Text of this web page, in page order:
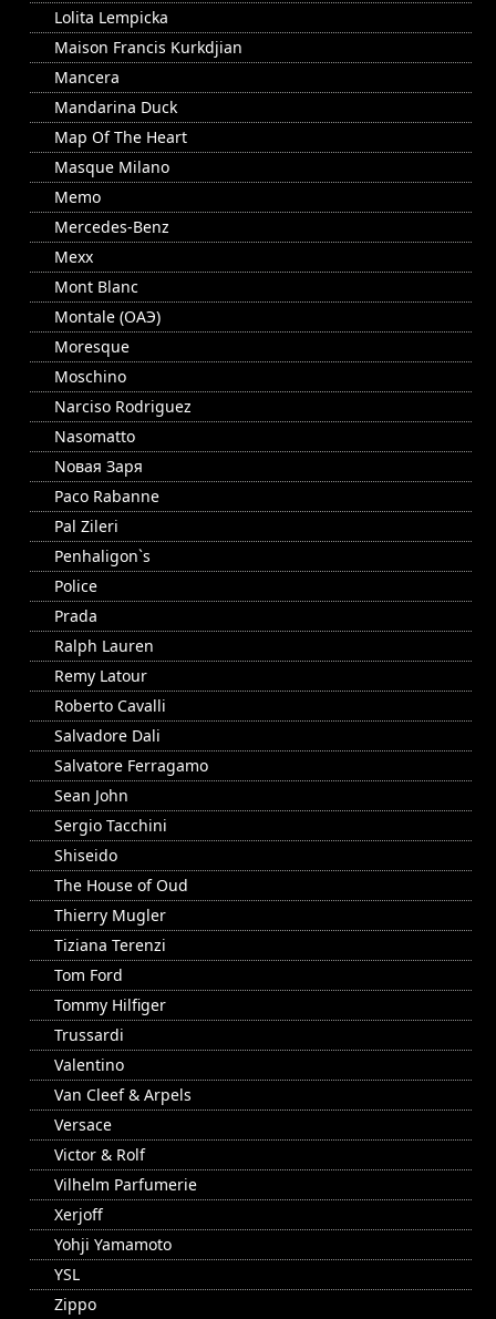
Lolita Lempicka
Maison Francis Kurkdjian
Mancera
Mandarina Duck
Map Of The Heart
Masque Milano
Memo
Mercedes-Benz
Mexx
Mont Blanc
Montale (ОАЭ)
Moresque
Moschino
Narciso Rodriguez
Nasomatto
Nовая Заря
Paco Rabanne
Pal Zileri
Penhaligon`s
Police
Prada
Ralph Lauren
Remy Latour
Roberto Cavalli
Salvadore Dali
Salvatore Ferragamo
Sean John
Sergio Tacchini
Shiseido
The House of Oud
Thierry Mugler
Tiziana Terenzi
Tom Ford
Tommy Hilfiger
Trussardi
Valentino
Van Cleef & Arpels
Versace
Victor & Rolf
Vilhelm Parfumerie
Xerjoff
Yohji Yamamoto
YSL
Zippo